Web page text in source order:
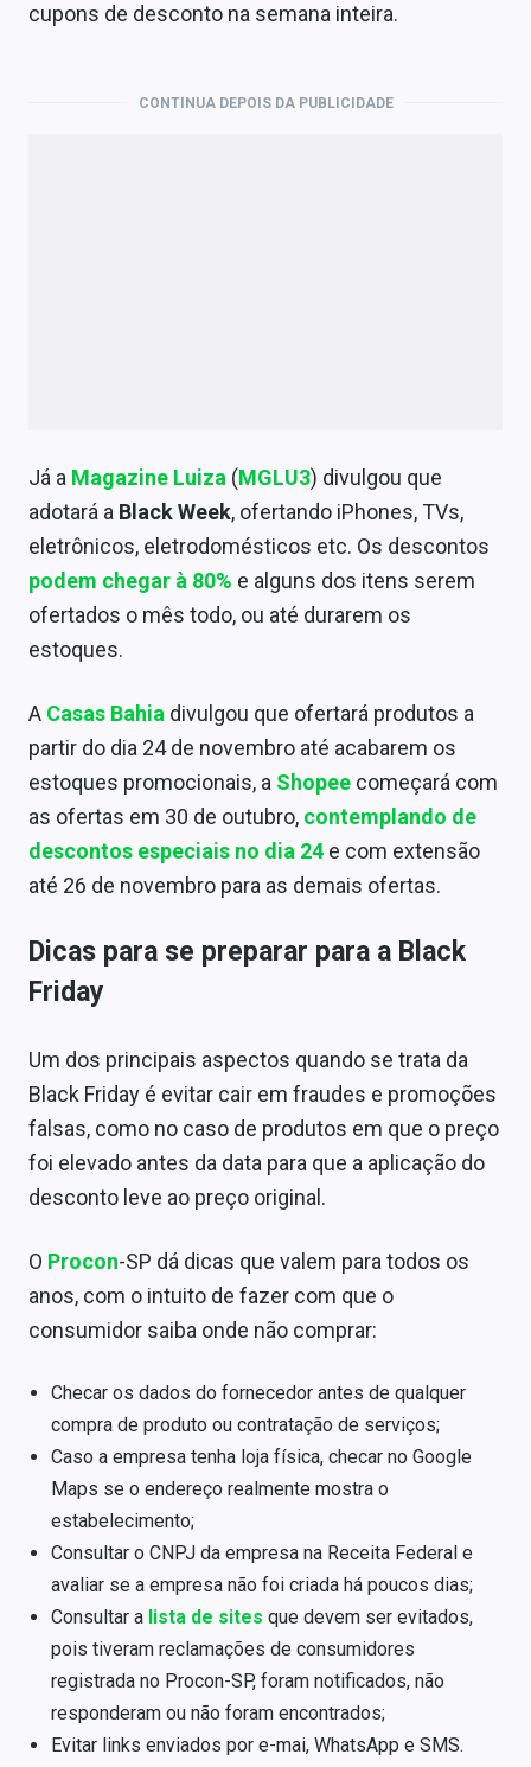
cupons de desconto na semana inteira.
CONTINUA DEPOIS DA PUBLICIDADE
Já a Magazine Luiza (MGLU3) divulgou que
adotará a Black Week, ofertando iPhones, TVs,
eletrônicos, eletrodomésticos etc. Os descontos
podem chegar à 80% e alguns dos itens serem
ofertados o mês todo, ou até durarem os
estoques.
A Casas Bahia divulgou que ofertará produtos a
partir do dia 24 de novembro até acabarem os
estoques promocionais, a Shopee começará com
as ofertas em 30 de outubro, contemplando de
descontos especiais no dia 24 e com extensão
até 26 de novembro para as demais ofertas.
Dicas para se preparar para a Black
Friday
Um dos principais aspectos quando se trata da
Black Friday é evitar cair em fraudes e promoções
falsas, como no caso de produtos em que o preço
foi elevado antes da data para que a aplicação do
desconto leve ao preço original.
O Procon-SP dá dicas que valem para todos os
anos, com o intuito de fazer com que o
consumidor saiba onde não comprar:
Checar os dados do fornecedor antes de qualquer
compra de produto ou contratação de serviços;
Caso a empresa tenha loja física, checar no Google
Maps se o endereço realmente mostra o
estabelecimento;
Consultar o CNPJ da empresa na Receita Federal e
avaliar se a empresa não foi criada há poucos dias;
Consultar a lista de sites que devem ser evitados,
pois tiveram reclamações de consumidores
registrada no Procon-SP, foram notificados, não
responderam ou não foram encontrados;
Evitar links enviados por e-mai, WhatsApp e SMS.